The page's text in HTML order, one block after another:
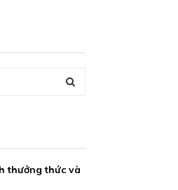
A
thưởng thức và